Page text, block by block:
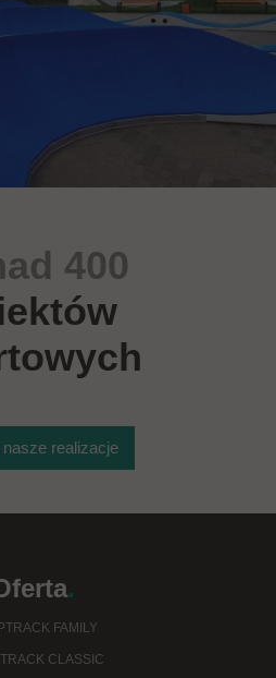
400
realizacje
.
FAMILY
CLASSIC